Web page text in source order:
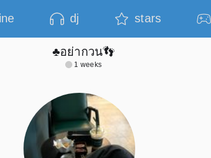
dj stars
♣️อย่ากวน👣
1 weeks